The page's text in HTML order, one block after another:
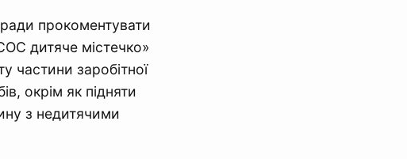
прокоментувати
дитяче містечко»
частини заробітної
окрім як підняти
з недитячими